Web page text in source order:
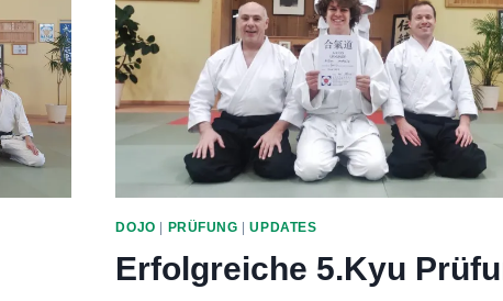
DOJO PRÜFUNG |UPDATES
Erfolgreiche 5.Kyu